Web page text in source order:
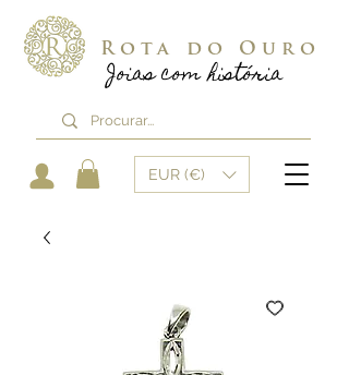
Joias com história
Rota do Ouro
EUR (€)